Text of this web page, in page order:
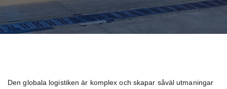
Den globala logistiken är komplex och skapar såväl utmaningar